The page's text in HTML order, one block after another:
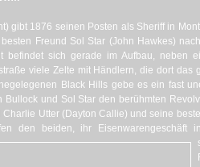
gibt 1876 seinen Posten als Sheriff in
Freund Sol Star (John Hawkes)
befindet sich gerade im Aufbau, neben
viele Zelte mit Händlern, die dort das
Black Hills gebe es ein fast
Bullock und Sol Star den berühmten
Utter (Dayton Callie) und seine
den beiden, ihr
Eisenwarengeschäft